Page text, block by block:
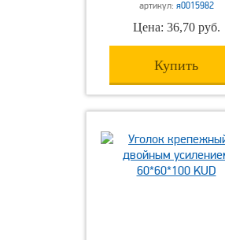
артикул: я0015982
Цена: 36,70 руб.
Купить